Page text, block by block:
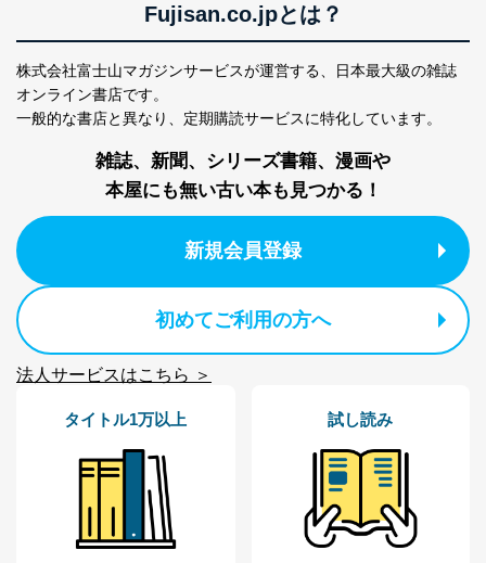
情報システムの使用に伴う漏洩等の防止
メール等により個人データの含まれるファイルを
送信する場合に、当該ファイルへのパスワードを
設定しています。
個人情報保護マネジメントシステムの継続的改善
当社は、内部監査及びマネジメントレビューの機会を通
じて、個人情報保護マネジメントシステムを継続的に改
苦情及び相談受付け窓口
貴殿の個人情報及び当社の個人情報保護マネジメントシ
株式会社富士山マガジンサービス 個人情報問い合わせ
TEL：0570-200-223
FAX：03-5459-7073
e-mail：cs@fujisan.co.jp
改訂：2025年2月20日
制定：2005年4月1日
株式会社富士山マガジンサービス
Fujisan.co.jpとは？
株式会社富士山マガジンサービスが運営する、
日本最大級の雑誌
オンライン書店です。
一般的な書店と異なり、 定期購読サービスに特化しています。
雑誌、新聞、シリーズ書籍、漫画や
本屋にも無い古い本も見つかる！
新規会員登録
初めてご利用の方へ
法人サービスはこちら ＞
タイトル1万以上 試し読み